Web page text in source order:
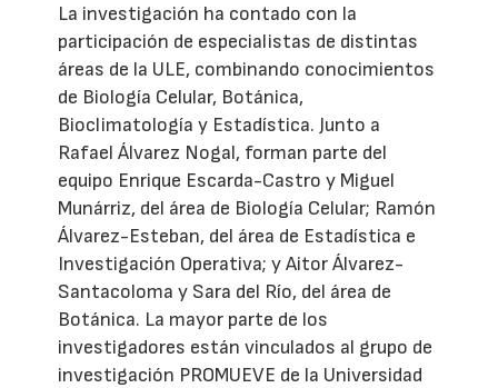
La investigación ha contado con la
participación de especialistas de distintas
áreas de la ULE, combinando conocimientos
de Biología Celular, Botánica,
Bioclimatología y Estadística. Junto a
Rafael Álvarez Nogal, forman parte del
equipo Enrique Escarda-Castro y Miguel
Munárriz, del área de Biología Celular; Ramón
Álvarez-Esteban, del área de Estadística e
Investigación Operativa; y Aitor Álvarez-
Santacoloma y Sara del Río, del área de
Botánica. La mayor parte de los
investigadores están vinculados al grupo de
investigación PROMUEVE de la Universidad